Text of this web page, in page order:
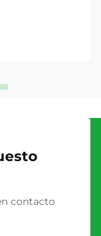
los
contacto